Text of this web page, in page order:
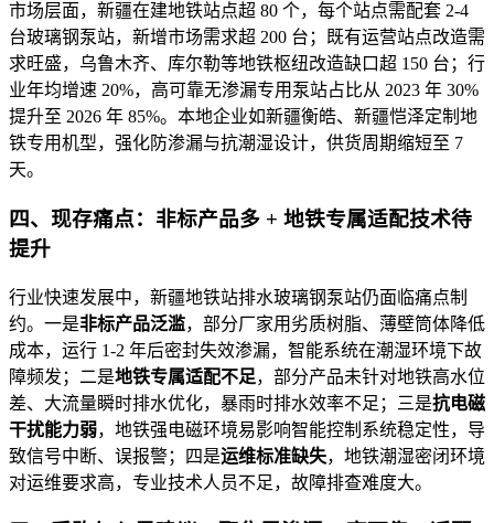
市场层面，新疆在建地铁站点超 80 个，每个站点需配套 2-4
台玻璃钢泵站，新增市场需求超 200 台；既有运营站点改造需
求旺盛，乌鲁木齐、库尔勒等地铁枢纽改造缺口超 150 台；行
业年均增速 20%，高可靠无渗漏专用泵站占比从 2023 年 30%
提升至 2026 年 85%。本地企业如新疆衡皓、新疆恺泽定制地
铁专用机型，强化防渗漏与抗潮湿设计，供货周期缩短至 7
天。
四、现存痛点：非标产品多 + 地铁专属适配技术待
提升
行业快速发展中，新疆地铁站排水玻璃钢泵站仍面临痛点制
约。一是非标产品泛滥，部分厂家用劣质树脂、薄壁筒体降低
成本，运行 1-2 年后密封失效渗漏，智能系统在潮湿环境下故
障频发；二是地铁专属适配不足，部分产品未针对地铁高水位
差、大流量瞬时排水优化，暴雨时排水效率不足；三是抗电磁
干扰能力弱，地铁强电磁环境易影响智能控制系统稳定性，导
致信号中断、误报警；四是运维标准缺失，地铁潮湿密闭环境
对运维要求高，专业技术人员不足，故障排查难度大。